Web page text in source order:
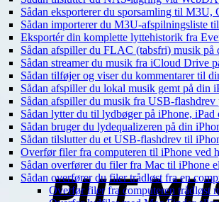
Sådan eksporterer du sporsamling til
Sådan importerer du M3U-afspilningsliste
Eksportér din komplette lyttehistorik fra
Sådan afspiller du FLAC (tabsfri) musik på
Sådan streamer du musik fra iCloud Drive
Sådan tilføjer og viser du kommentarer til
Sådan afspiller du lokal musik gemt på din
Sådan afspiller du musik fra USB-
Sådan lytter du til lydbøger på iPhone,
Sådan bruger du lydequalizeren på din
Sådan tilslutter du et USB-flashdrev til
Overfør filer fra computeren til iPhone
Sådan overfører du filer fra Mac til iPhone
Sådan overfører du filer trådløst fra en
Overfør filer fra computeren trådløst